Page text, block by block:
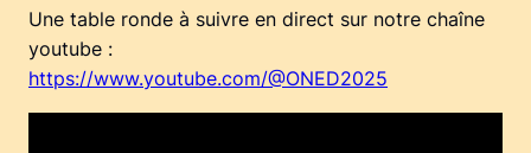
Une table ronde à suivre en direct sur notre chaîne
youtube :
https://www.youtube.com/@ONED2025